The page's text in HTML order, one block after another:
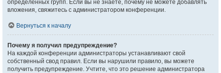
определённых групп. Если вы не знаете, почему не можете добавлять
вложения, свяжитесь с администратором конференции.
Вернуться к началу
Почему я получил предупреждение?
На каждой конференции администраторы устанавливают свой
собственный свод правил. Если вы нарушили правило, вы можете
получить предупреждение. Учтите, что это решение администратора